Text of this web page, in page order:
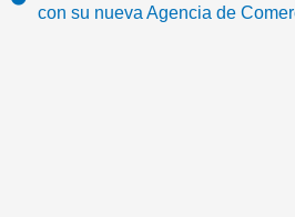
k
con su nueva Agencia de